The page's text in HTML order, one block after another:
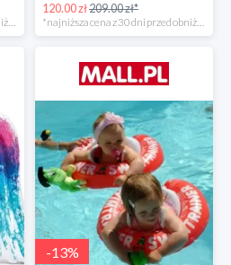
*najniższa cena z 30 dni przed obniżką
120.00 zł209.00 zł*
*najniższa cena z 30 dni przed obniżką
-13%